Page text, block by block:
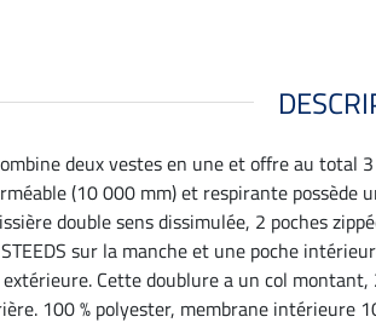
deux vestes en une et offre au
(10 000 mm) et respirante possède
double sens dissimulée, 2 poches
sur la manche et une poche
Cette doublure a un col
100 % polyester, membrane intérieure